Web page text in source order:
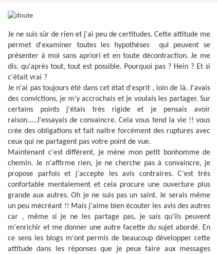
Je ne suis sûr de rien et j'ai peu de certitudes. Cette attitude me
permet d'examiner toutes les hypothèses
qui peuvent se
présenter à moi sans apriori et en toute décontraction. Je me
dis, qu'après tout, tout est possible. Pourquoi pas ? Hein ? Et si
c'était vrai ?
Je n'ai pas toujours été dans cet état d'esprit , loin de là. J'avais
des convictions, je m'y accrochais et je voulais les partager. Sur
certains points j'étais très rigide et je pensais avoir
raison.....J'essayais de convaincre. Cela vous tend la vie !! vous
crée des obligations et fait naître forcément des ruptures avec
ceux qui ne partagent pas votre point de vue.
Maintenant c'est différent, je mène mon petit bonhomme de
chemin. Je n'affirme rien, je ne cherche pas à convaincre, je
propose parfois et j'accepte les avis contraires. C'est très
confortable mentalement et cela procure une ouverture plus
grande aux autres. Oh je ne suis pas un saint. Je serais même
un peu mécréant !! Mais j'aime bien écouter les avis des autres
car , même si je ne les partage pas, je sais qu'ils peuvent
m'enrichir et me donner une autre facette du sujet abordé. En
ce sens les blogs m'ont permis de beaucoup développer cette
attitude dans les réponses que je peux faire aux messages